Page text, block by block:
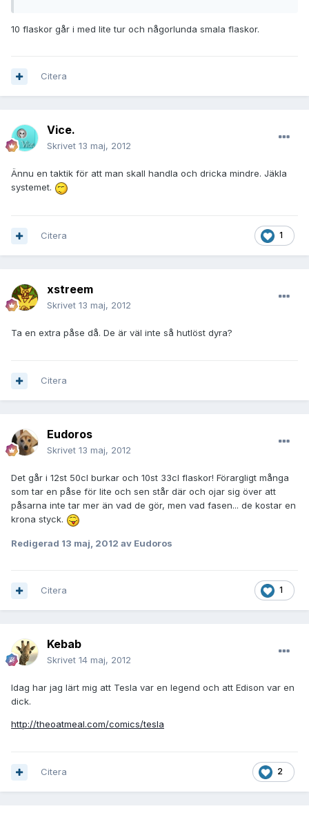
10 flaskor går i med lite tur och någorlunda smala flaskor.
Citera
Vice.
Skrivet 13 maj, 2012
Ännu en taktik för att man skall handla och dricka mindre. Jäkla
systemet.
1
Citera
xstreem
Skrivet 13 maj, 2012
Ta en extra påse då. De är väl inte så hutlöst dyra?
Citera
Eudoros
Skrivet 13 maj, 2012
Det går i 12st 50cl burkar och 10st 33cl flaskor! Förargligt många
som tar en påse för lite och sen står där och ojar sig över att
påsarna inte tar mer än vad de gör, men vad fasen... de kostar en
krona styck.
Redigerad 13 maj, 2012 av Eudoros
1
Citera
Kebab
Skrivet 14 maj, 2012
Idag har jag lärt mig att Tesla var en legend och att Edison var en
dick.
http://theoatmeal.com/comics/tesla
2
Citera